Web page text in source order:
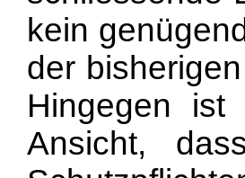
kein
der
Hingegen
Ansicht,